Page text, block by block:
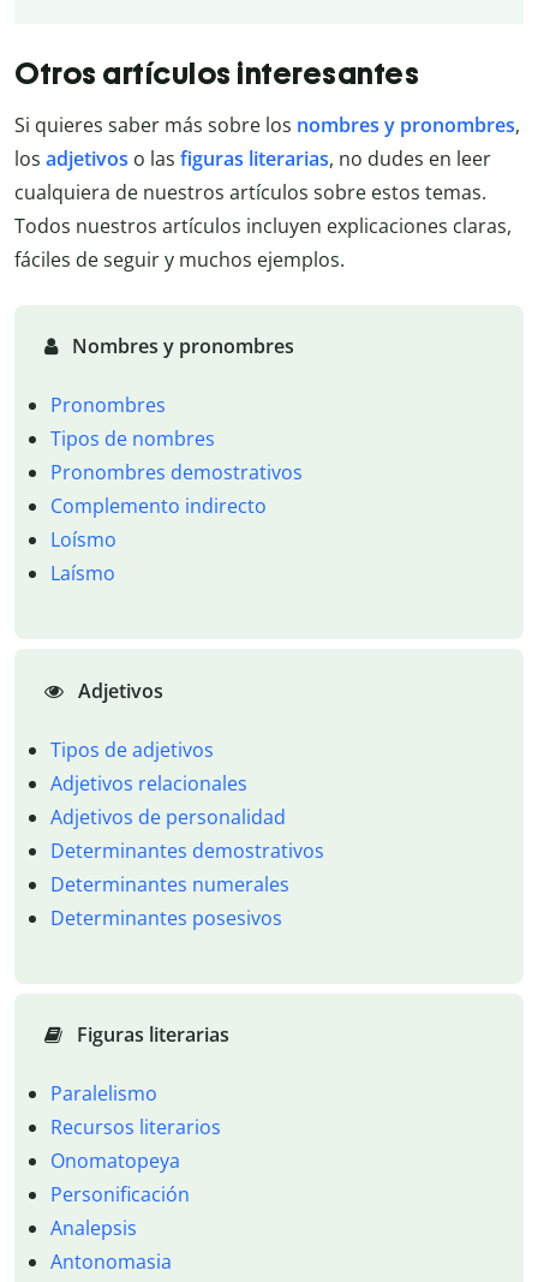
Otros artículos interesantes
Si quieres saber más sobre los nombres y pronombres,
los adjetivos o las figuras literarias, no dudes en leer
cualquiera de nuestros artículos sobre estos temas.
Todos nuestros artículos incluyen explicaciones claras,
fáciles de seguir y muchos ejemplos.
Nombres y pronombres
Pronombres
Tipos de nombres
Pronombres demostrativos
Complemento indirecto
Loísmo
Laísmo
Adjetivos
Tipos de adjetivos
Adjetivos relacionales
Adjetivos de personalidad
Determinantes demostrativos
Determinantes numerales
Determinantes posesivos
Figuras literarias
Paralelismo
Recursos literarios
Onomatopeya
Personificación
Analepsis
Antonomasia